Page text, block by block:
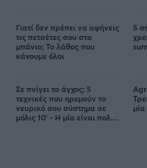
Γιατί δεν πρέπει να αφήνεις
τις πετσέτες σου στο
μπάνιο; Το λάθος που
κάνουμε όλοι
Σε πνίγει το άγχος; 5
τεχνικές που ηρεμούν το
νευρικό σου σύστημα σε
μόλις 10' - Η μία είναι πολύ
5